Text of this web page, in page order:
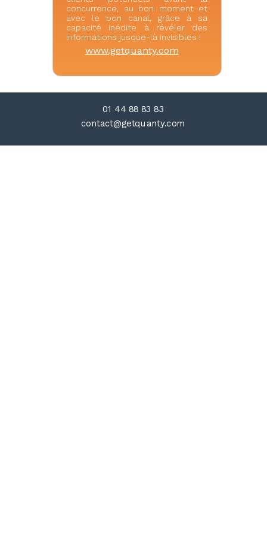
concurrence, au bon moment et
avec le bon canal, grâce à sa
capacité inédite à révéler des
informations jusque-là invisibles !
www.getquanty.com
01 44 88 83 83
contact@getquanty.com